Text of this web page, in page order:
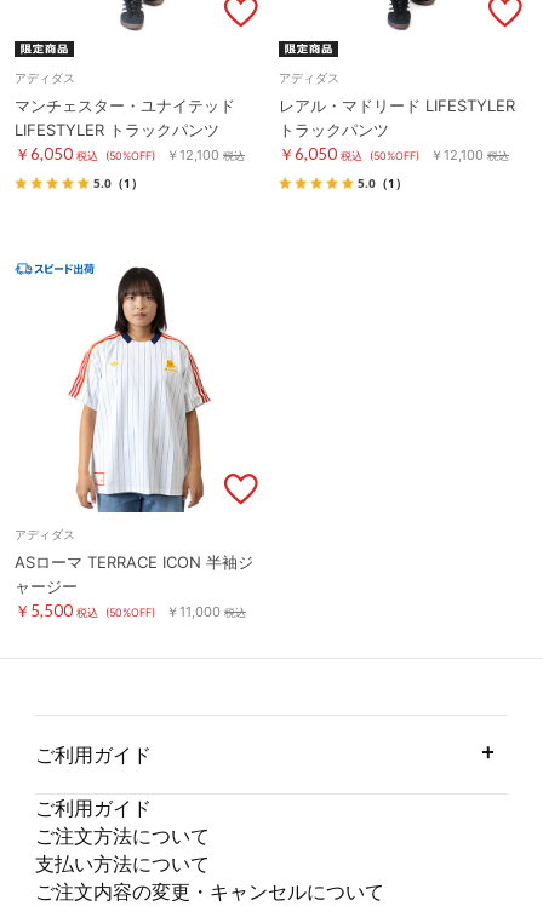
アディダス
マンチェスター・ユナイテッド
LIFESTYLER トラックパンツ
￥6,050 税込 (50%OFF) ￥12,100 税込
5.0 （1）
アディダス
レアル・マドリード LIFESTYLER
トラックパンツ
￥6,050 税込 (50%OFF) ￥12,100 税込
5.0 （1）
アディダス
ASローマ TERRACE ICON 半袖ジ
ャージー
￥5,500 税込 (50%OFF) ￥11,000 税込
ご利用ガイド
ご利用ガイド
ご注文方法について
支払い方法について
ご注文内容の変更・キャンセルについて